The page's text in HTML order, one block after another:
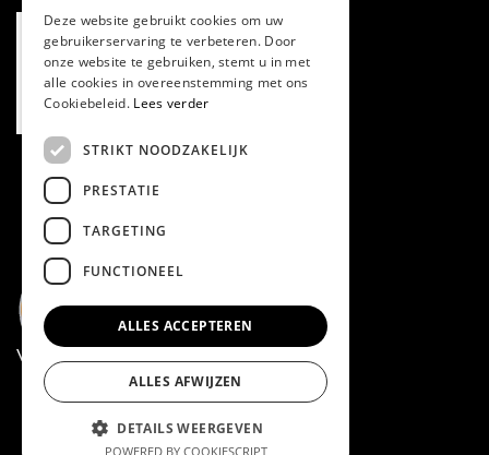
Volg ons via Facebook
Deze website gebruikt cookies om uw
gebruikerservaring te verbeteren. Door
onze website te gebruiken, stemt u in met
alle cookies in overeenstemming met ons
Cookiebeleid. Lees verder
STRIKT NOODZAKELIJK
PRESTATIE
TARGETING
FUNCTIONEEL
ALLES ACCEPTEREN
ALLES AFWIJZEN
DETAILS WEERGEVEN
POWERED BY COOKIESCRIPT